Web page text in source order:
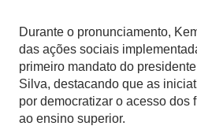
Durante o pronunciamento,
das ações sociais
primeiro mandato do
Silva, destacando que as
por democratizar o acesso dos
ao ensino superior.